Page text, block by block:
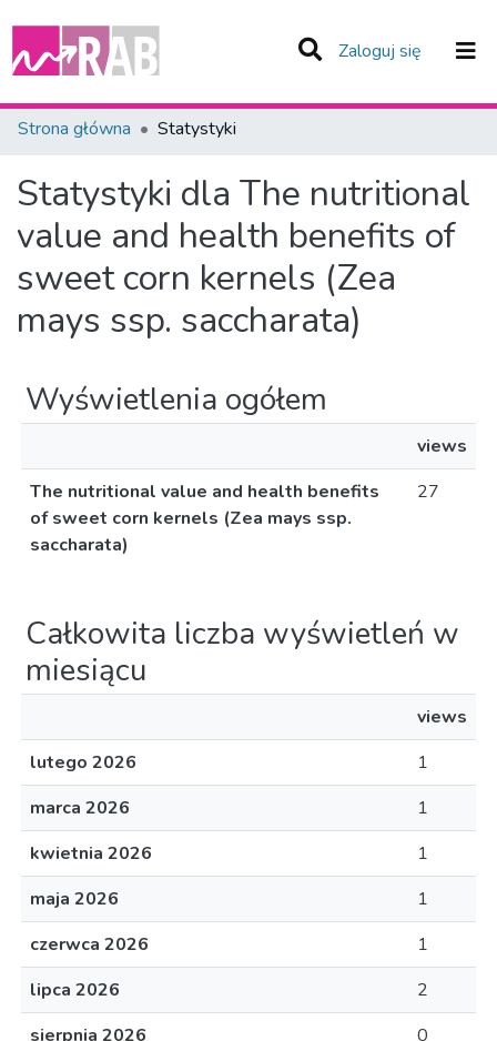
Zaloguj się (current)
Zespoły i Kolekcje
Strona główna Statystyki
Statystyki dla The nutritional
value and health benefits of
sweet corn kernels (Zea
mays ssp. saccharata)
Wyświetlenia ogółem
views
The nutritional value and health benefits
of sweet corn kernels (Zea mays ssp.
saccharata)
27
Całkowita liczba wyświetleń w
miesiącu
views
lutego 2026
1
marca 2026
1
kwietnia 2026
1
maja 2026
1
czerwca 2026
1
lipca 2026
2
sierpnia 2026
0